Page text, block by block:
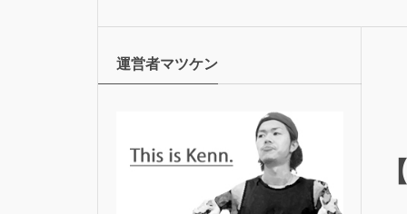
運営者マツケン